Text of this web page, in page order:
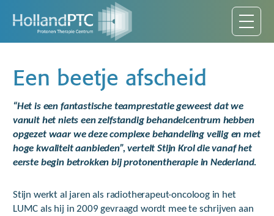
Een beetje afscheid
“Het is een fantastische teamprestatie geweest dat we
vanuit het niets een zelfstandig behandelcentrum hebben
opgezet waar we deze complexe behandeling veilig en met
hoge kwaliteit aanbieden”, vertelt Stijn Krol die vanaf het
eerste begin betrokken bij protonentherapie in Nederland.
Stijn werkt al jaren als radiotherapeut-oncoloog in het
LUMC als hij in 2009 gevraagd wordt mee te schrijven aan